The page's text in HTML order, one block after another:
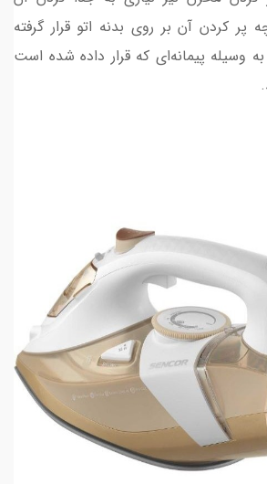
پر کردن آن بر روی بدنه اتو قرار گرفته
وسیله پیمانه‌ای که قرار داده شده است